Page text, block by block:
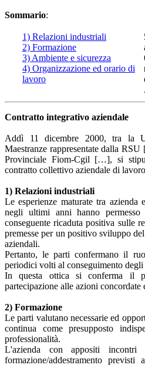
Sommario:
1) Relazioni industriali
2) Formazione
3) Ambiente e sicurezza
4) Organizzazione ed orario di
lavoro
Contratto integrativo aziendale
Addì 11 dicembre 2000, tra la
Maestranze rappresentate dalla
Provinciale Fiom-Cgil […], si
contratto collettivo aziendale di
1) Relazioni industriali
Le esperienze maturate tra azienda
negli ultimi anni hanno
conseguente ricaduta positiva sulle
premesse per un positivo sviluppo
aziendali.
Pertanto, le parti confermano il
periodici volti al conseguimento
In questa ottica si conferma il
partecipazione alle azioni concordate
2) Formazione
Le parti valutano necessarie ed
continua come presupposto
professionalità.
L'azienda con appositi incontri
formazione/addestramento previsti